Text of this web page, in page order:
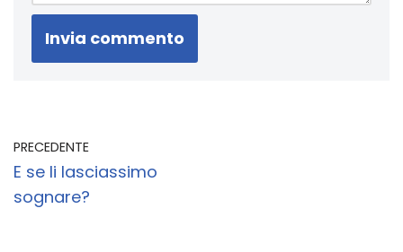
PRECEDENTE
E se li lasciassimo
sognare?